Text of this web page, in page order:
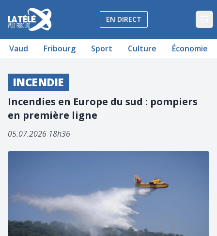
La Télé - Télévision régionale Vaud et Fribourg
EN DIRECT
Vaud Fribourg Sport Culture Économie
INCENDIE
Incendies en Europe du sud : pompiers
en première ligne
05.07.2026 18h36